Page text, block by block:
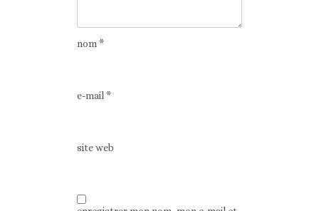
nom*
e-mail*
site web